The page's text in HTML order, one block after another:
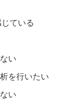
ている
い
を行いたい
い